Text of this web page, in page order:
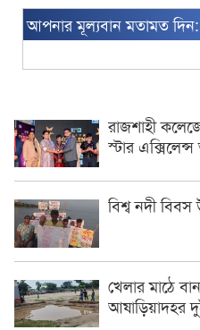
আপনার মূল্যবান মতামত দিন:
রাজশাহী
স্টার এক্সিলেন্স
বিশ্ব নদী বিবস
খেলার মাঠে
আষাড়িয়াদহর